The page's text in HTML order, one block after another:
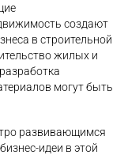
создают
в строительной
жилых и
могут быть
развивающимся
идеи в этой